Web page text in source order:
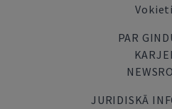
PAR
JURIDISKĀ